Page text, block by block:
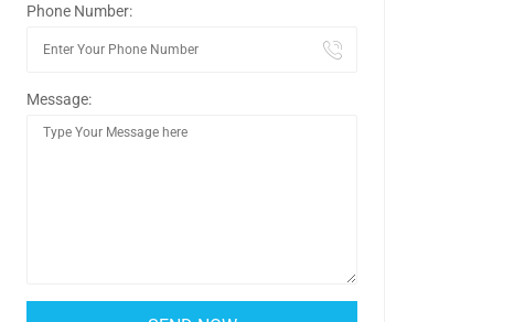
Phone Number:
Message: